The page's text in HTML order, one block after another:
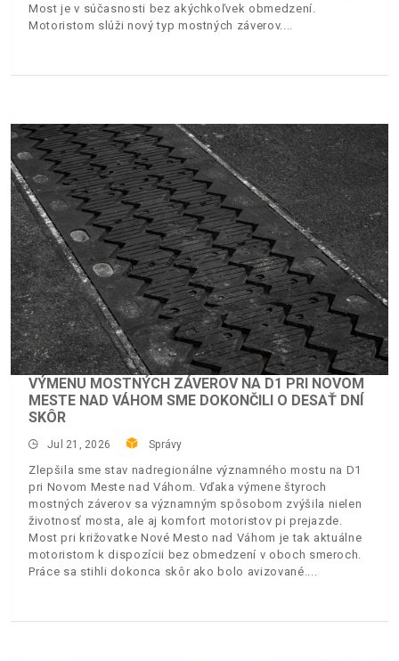
Most je v súčasnosti bez akýchkoľvek obmedzení.
Motoristom slúži nový typ mostných záverov.
VÝMENU MOSTNÝCH ZÁVEROV NA D1 PRI NOVOM
MESTE NAD VÁHOM SME DOKONČILI O DESAŤ DNÍ
SKÔR
Jul 21, 2026 Správy
Zlepšila sme stav nadregionálne významného mostu na D1
pri Novom Meste nad Váhom. Vďaka výmene štyroch
mostných záverov sa významným spôsobom zvýšila nielen
životnosť mosta, ale aj komfort motoristov pi prejazde.
Most pri križovatke Nové Mesto nad Váhom je tak aktuálne
motoristom k dispozícii bez obmedzení v oboch smeroch.
Práce sa stihli dokonca skôr ako bolo avizované.